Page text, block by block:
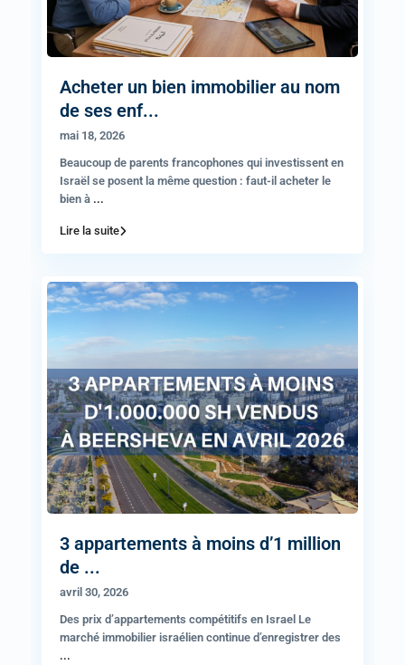
Acheter un bien immobilier au nom
de ses enf...
mai 18, 2026
Beaucoup de parents francophones qui investissent en
Israël se posent la même question : faut-il acheter le
bien à ...
Lire la suite
3 appartements à moins d’1 million
de ...
avril 30, 2026
Des prix d’appartements compétitifs en Israel Le
marché immobilier israélien continue d’enregistrer des
...